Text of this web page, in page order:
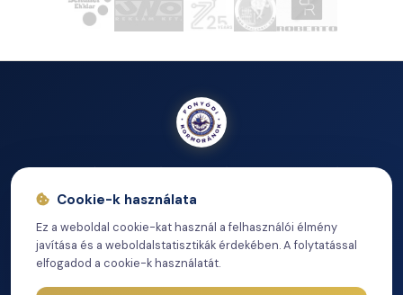
A Fonyódi Kormoránok Vitorlás Egyesület – vidám,
közvetlen és befogadó kikötői közösség a Balaton déli
Cookie-k használata
Ez a weboldal cookie-kat használ a felhasználói élmény
javítása és a weboldalstatisztikák érdekében. A folytatással
elfogadod a cookie-k használatát.